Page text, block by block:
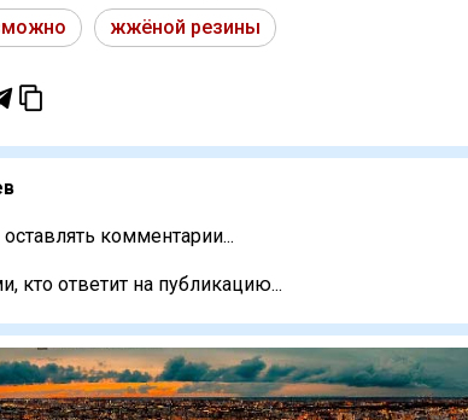
жжёной резины
комментарии...
кто ответит на публикацию...